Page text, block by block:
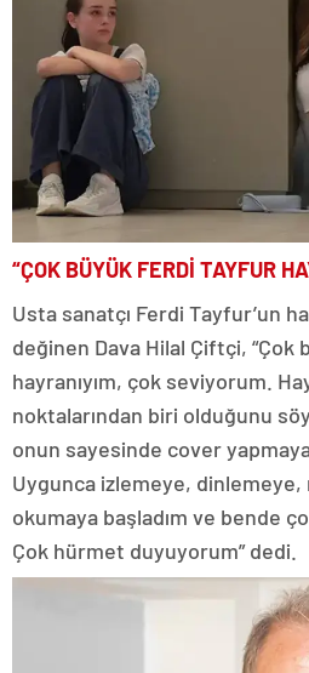
“ÇOK BÜYÜK FERDİ TAYFUR
Usta sanatçı Ferdi Tayfur’un
değinen Dava Hilal Çiftçi, “Çok
hayranıyım, çok seviyorum.
noktalarından biri olduğunu
onun sayesinde cover
Uygunca izlemeye, dinlemeye,
okumaya başladım ve bende
Çok hürmet duyuyorum” dedi.